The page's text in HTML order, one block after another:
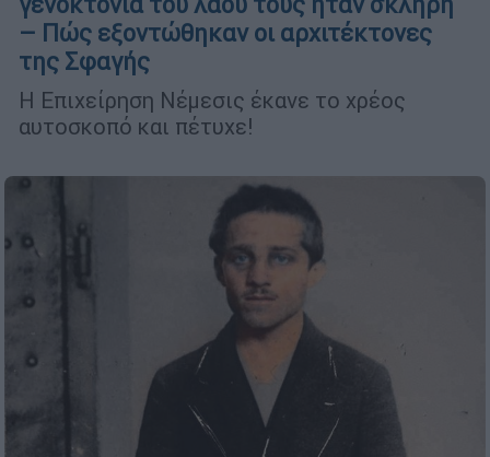
– Πώς εξοντώθηκαν οι αρχιτέκτονες
της Σφαγής
Η Επιχείρηση Νέμεσις έκανε το χρέος
αυτοσκοπό και πέτυχε!